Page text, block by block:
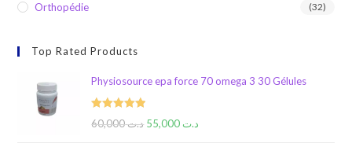
Orthopédie (32)
Top Rated Products
Physiosource epa force 70 omega 3 30 Gélules
Rated5.00د.ت60,000 د.ت